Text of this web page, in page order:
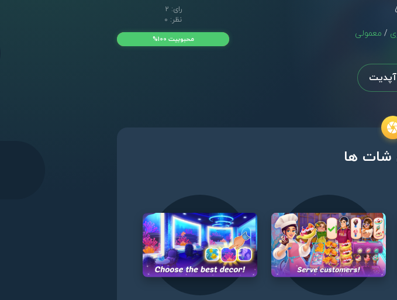
/ معمولی
لایکرای: 2
نظر: 0
محبوبیت 100%
شات ها